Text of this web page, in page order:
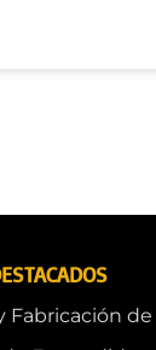
Fabricación